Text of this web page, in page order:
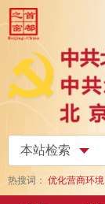
热搜词： 优化营商环境